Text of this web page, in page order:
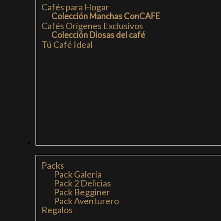
Cafés para Hogar
Colección Manchas ConCAFE
Cafés Orígenes Exclusivos
Colección Diosas del café
Tú Café Ideal
Packs
Pack Galería
Pack 2 Delicias
Pack Begginer
Pack Aventurero
Regalos